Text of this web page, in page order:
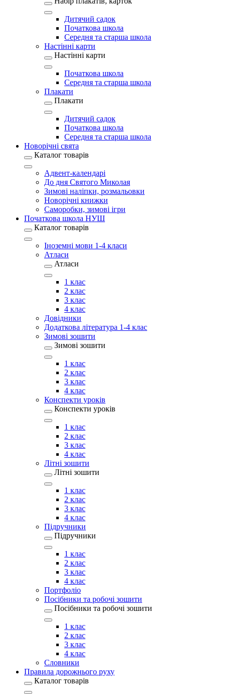
Дитячий садок
Початкова школа
Середня та старша школа
Настінні карти
Настінні карти
Початкова школа
Середня та старша школа
Плакати
Плакати
Дитячий садок
Початкова школа
Середня та старша школа
Новорічні свята
Каталог товарів
Адвент-календарі
До дня Святого Миколая
Зимові наліпки, розмальовки
Новорічні книжки
Саморобки, зимові ігри
Початкова школа НУШ
Каталог товарів
Іноземні мови 1-4 класи
Атласи
Атласи
1 клас
2 клас
3 клас
4 клас
Довідники
Додаткова література 1-4 клас
Зимові зошити
Зимові зошити
1 клас
2 клас
3 клас
4 клас
Конспекти уроків
Конспекти уроків
1 клас
2 клас
3 клас
4 клас
Літні зошити
Літні зошити
1 клас
2 клас
3 клас
4 клас
Підручники
Підручники
1 клас
2 клас
3 клас
4 клас
Портфоліо
Посібники та робочі зошити
Посібники та робочі зошити
1 клас
2 клас
3 клас
4 клас
Словники
Правила дорожнього руху
Каталог товарів